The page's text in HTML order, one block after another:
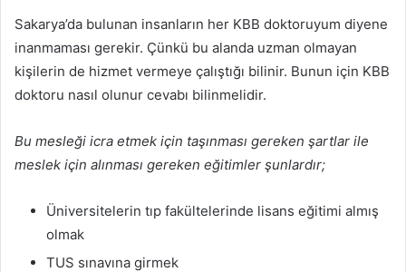
Sakarya’da bulunan insanların her KBB doktoruyum diyene
inanmaması gerekir. Çünkü bu alanda uzman olmayan
kişilerin de hizmet vermeye çalıştığı bilinir. Bunun için KBB
doktoru nasıl olunur cevabı bilinmelidir.
Bu mesleği icra etmek için taşınması gereken şartlar ile
meslek için alınması gereken eğitimler şunlardır;
Üniversitelerin tıp fakültelerinde lisans eğitimi almış
olmak
TUS sınavına girmek